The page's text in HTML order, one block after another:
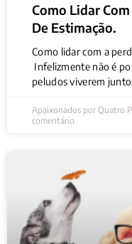
Como Lidar
De Estimação.
Como lidar com a
Infelizmente não é
peludos viverem
Apaixonados por Quatro
comentário